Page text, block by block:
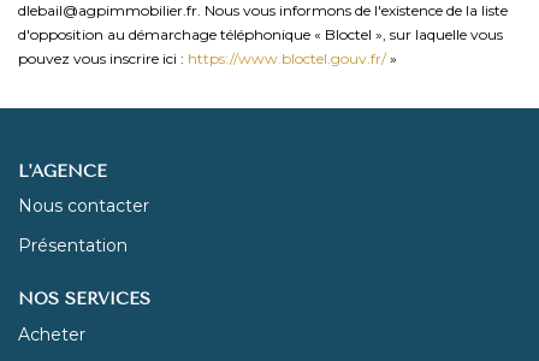
dlebail@agpimmobilier.fr. Nous vous informons de l'existence de la liste
d'opposition au démarchage téléphonique « Bloctel », sur laquelle vous
pouvez vous inscrire ici : https://www.bloctel.gouv.fr/»
L'AGENCE
Nous contacter
Présentation
NOS SERVICES
Acheter